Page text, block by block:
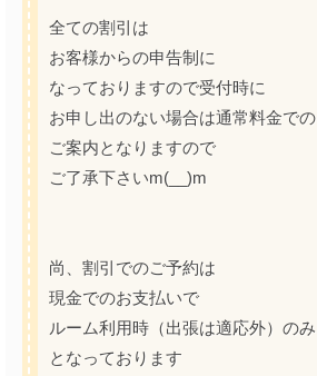
全ての割引は
お客様からの申告制に
なっておりますので受付時に
お申し出のない場合は通常料金での
ご案内となりますので
ご了承下さいm(__)m
尚、割引でのご予約は
現金でのお支払いで
ルーム利用時（出張は適応外）のみ
となっております